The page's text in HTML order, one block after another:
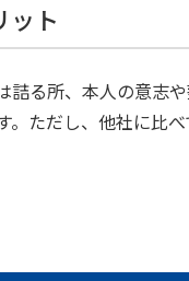
ット
る所、本人の意志
ただし、他社に比